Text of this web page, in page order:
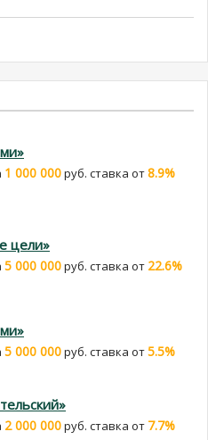
1 000 000руб. cтавка от8.9%
цели»
5 000 000руб. cтавка от 22.6%
5 000 000руб. cтавка от5.5%
2 000 000руб. cтавка от 7.7%